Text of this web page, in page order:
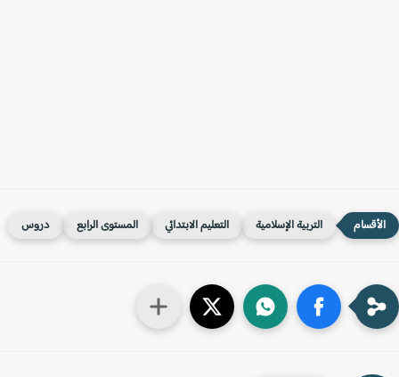
التربية الإسلامية التعليم الابتدائي المستوى الرابع دروس